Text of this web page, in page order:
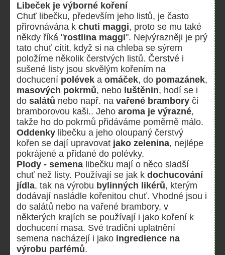
Libeček je výborné koření
Chuť libečku, především jeho listů, je často
přirovnávána k chuti maggi, proto se mu také
někdy říká "rostlina maggi". Nejvýrazněji je prý
tato chuť cítit, když si na chleba se sýrem
položíme několik čerstvých listů. Čerstvé i
sušené listy jsou skvělým kořením na
dochucení polévek a omáček, do pomazánek,
masových pokrmů, nebo luštěnin, hodí se i
do salátů nebo např. na vařené brambory či
bramborovou kaši.. Jeho aroma je výrazné,
takže ho do pokrmů přidáváme poměrně málo.
Oddenky libečku a jeho oloupaný čerstvý
kořen se dají upravovat jako zelenina, nejlépe
pokrájené a přidané do polévky.
Plody - semena libečku mají o něco sladší
chuť než listy. Používají se jak k dochucování
jídla, tak na výrobu bylinných likérů, kterým
dodávají nasládle kořenitou chuť. Vhodné jsou i
do salátů nebo na vařené brambory, v
některých krajích se používají i jako koření k
dochucení masa. Své tradiční uplatnění
semena nacházejí i jako ingredience na
výrobu parfémů.